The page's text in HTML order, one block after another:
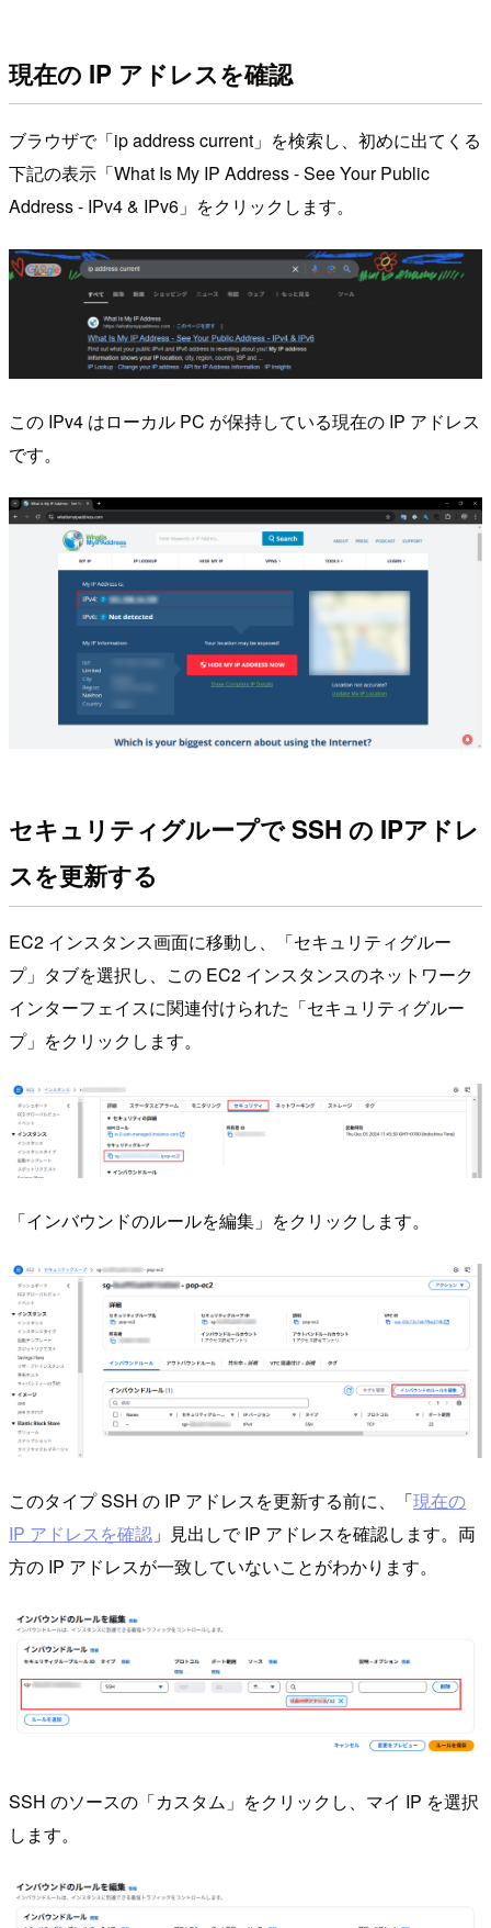
現在の IP アドレスを確認
ブラウザで「ip address current」を検索し、初めに出てくる
下記の表示「What Is My IP Address - See Your Public
Address - IPv4 & IPv6」をクリックします。
この IPv4 はローカル PC が保持している現在の IP アドレス
です。
セキュリティグループで SSH の IPアドレ
スを更新する
EC2 インスタンス画面に移動し、「セキュリティグルー
プ」タブを選択し、この EC2 インスタンスのネットワーク
インターフェイスに関連付けられた「セキュリティグルー
プ」をクリックします。
「インバウンドのルールを編集」をクリックします。
このタイプ SSH の IP アドレスを更新する前に、「現在の
IP アドレスを確認 」見出しで IP アドレスを確認します。両
方の IP アドレスが一致していないことがわかります。
SSH のソースの「カスタム」をクリックし、マイ IP を選択
します。